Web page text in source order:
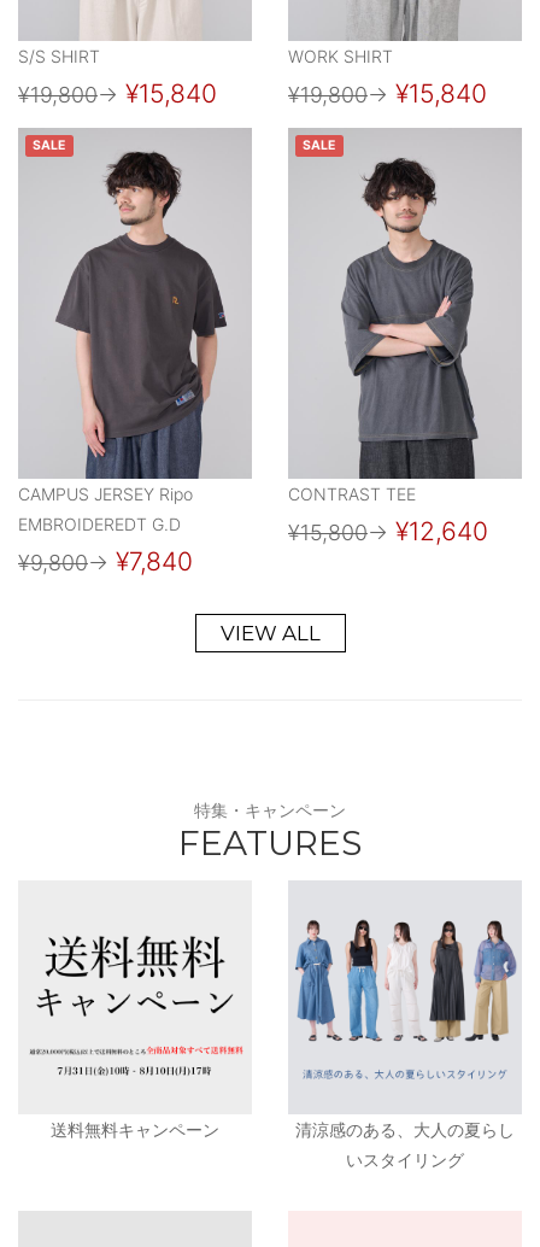
S/S SHIRT
¥19,800→ ¥15,840
WORK SHIRT
¥19,800→ ¥15,840
SALE
CAMPUS JERSEY Ripo
EMBROIDEREDT G.D
¥9,800→ ¥7,840
SALE
CONTRAST TEE
¥15,800→ ¥12,640
VIEW ALL
特集・キャンペーン
FEATURES
送料無料キャンペーン
清涼感のある、大人の夏らし
いスタイリング